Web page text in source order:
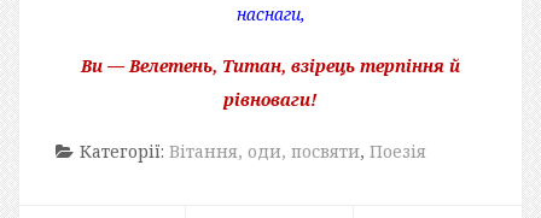
наснаги,
Ви — Велетень, Титан, взірець терпіння й
рівноваги!
Категорії: Вітання, оди, посвяти, Поезія